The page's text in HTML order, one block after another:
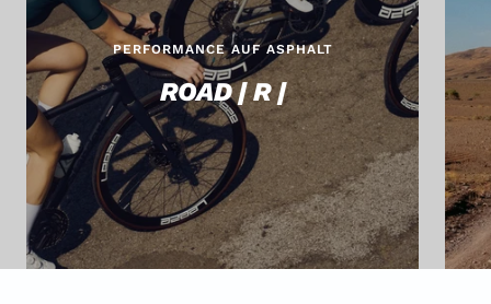
PERFORMANCE AUF ASPHALT
ROAD | R |